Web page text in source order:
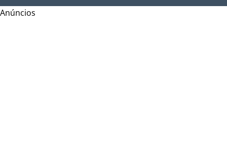
Anúncios